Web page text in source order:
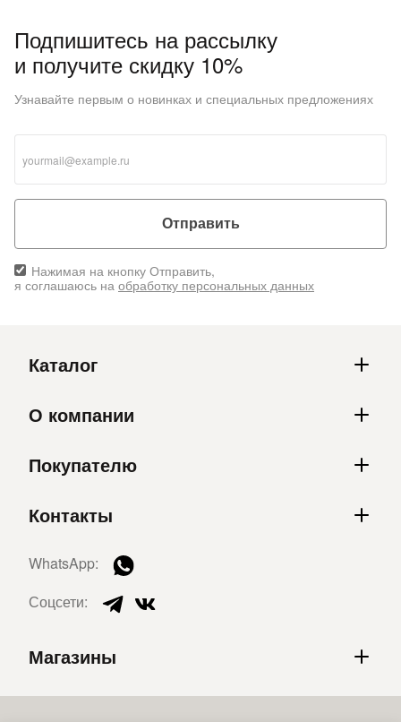
Подпишитесь на рассылку
и получите скидку 10%
Узнавайте первым о новинках и специальных предложениях
Отправить
Нажимая на кнопку Отправить,
я соглашаюсь на обработку персональных данных
Каталог
О компании
Покупателю
Контакты
WhatsApp:
Соцсети:
Магазины